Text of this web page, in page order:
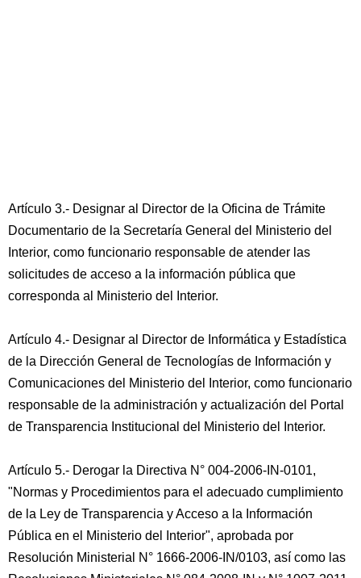
Artículo 3.- Designar al Director de la Oficina de Trámite
Documentario de la Secretaría General del Ministerio del
Interior, como funcionario responsable de atender las
solicitudes de acceso a la información pública que
corresponda al Ministerio del Interior.
Artículo 4.- Designar al Director de Informática y Estadística
de la Dirección General de Tecnologías de Información y
Comunicaciones del Ministerio del Interior, como funcionario
responsable de la administración y actualización del Portal
de Transparencia Institucional del Ministerio del Interior.
Artículo 5.- Derogar la Directiva N° 004-2006-IN-0101,
"Normas y Procedimientos para el adecuado cumplimiento
de la Ley de Transparencia y Acceso a la Información
Pública en el Ministerio del Interior", aprobada por
Resolución Ministerial N° 1666-2006-IN/0103, así como las